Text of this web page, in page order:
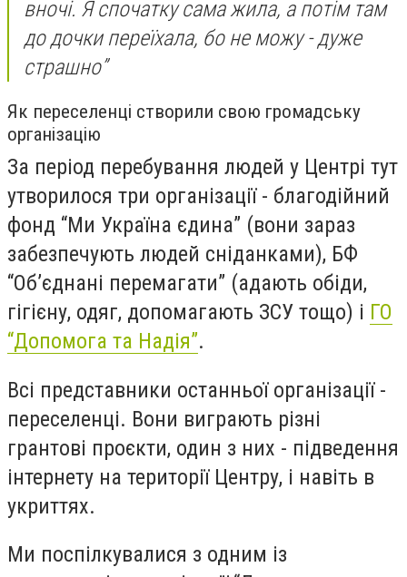
вночі. Я спочатку сама жила, а потім там
до дочки переїхала, бо не можу - дуже
страшно”
Як переселенці створили свою громадську
організацію
За період перебування людей у Центрі тут
утворилося три організації - благодійний
фонд “Ми Україна єдина” (вони зараз
забезпечують людей сніданками), БФ
“Обʼєднані перемагати” (адають обіди,
гігієну, одяг, допомагають ЗСУ тощо) і ГО
“Допомога та Надія”.
Всі представники останньої організації -
переселенці. Вони виграють різні
грантові проєкти, один з них - підведення
інтернету на території Центру, і навіть в
укриттях.
Ми поспілкувалися з одним із